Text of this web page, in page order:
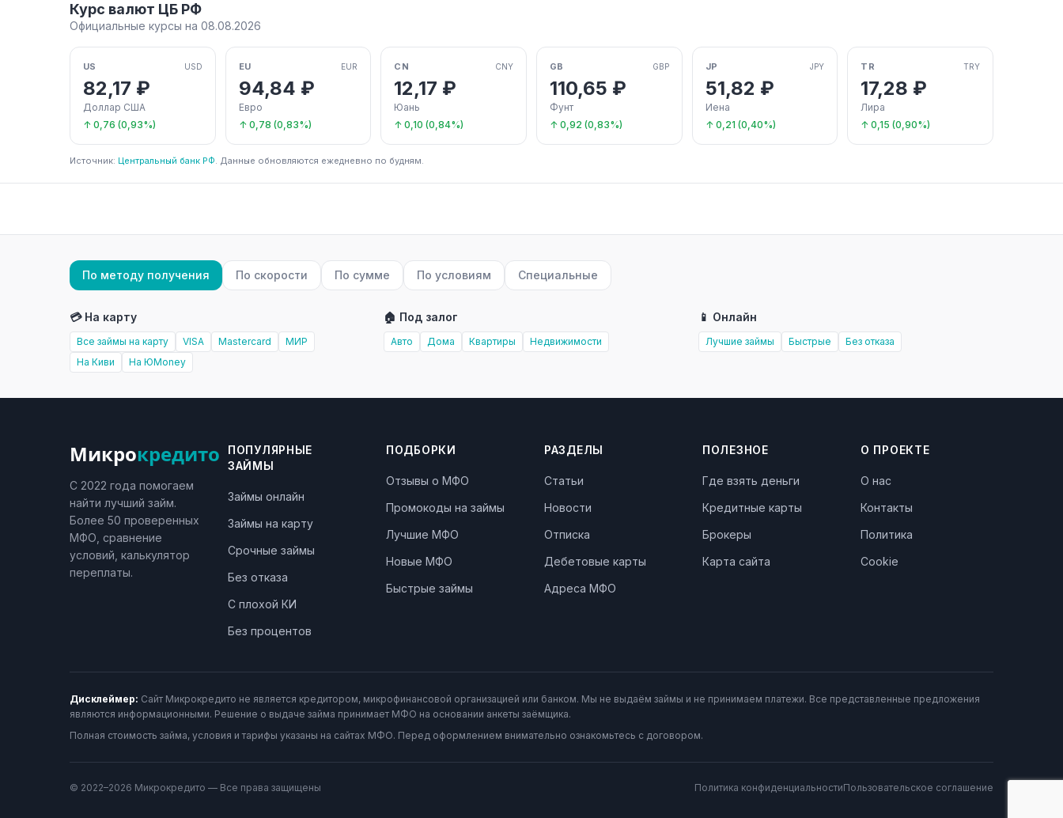
Курс валют ЦБ РФ
Официальные курсы на 08.08.2026
US USD
82,17 ₽
Доллар США
↑ 0,76 (0,93%)
EU EUR
94,84 ₽
Евро
↑ 0,78 (0,83%)
CN CNY
12,17 ₽
Юань
↑ 0,10 (0,84%)
GB GBP
110,65 ₽
Фунт
↑ 0,92 (0,83%)
JP JPY
51,82 ₽
Иена
↑ 0,21 (0,40%)
TR TRY
17,28 ₽
Лира
↑ 0,15 (0,90%)
Источник: Центральный банк РФ. Данные обновляются ежедневно по будням.
По методу получения По скорости По сумме По условиям Специальные
💳 На карту
Все займы на карту VISA Mastercard
МИР
На Киви
На ЮMoney
🏠 Под залог
Авто Дома Квартиры Недвижимости
📱 Онлайн
Лучшие займы Быстрые Без отказа
Микрокредито
С 2022 года помогаем
найти лучший займ.
Более 50 проверенных
МФО, сравнение
условий, калькулятор
переплаты.
ПОПУЛЯРНЫЕ
ЗАЙМЫ
Займы онлайн
Займы на карту
Срочные займы
Без отказа
С плохой КИ
Без процентов
ПОДБОРКИ
Отзывы о МФО
Промокоды на займы
Лучшие МФО
Новые МФО
Быстрые займы
РАЗДЕЛЫ
Статьи
Новости
Отписка
Дебетовые карты
Адреса МФО
ПОЛЕЗНОЕ
Где взять деньги
Кредитные карты
Брокеры
Карта сайта
О ПРОЕКТЕ
О нас
Контакты
Политика
Cookie
Дисклеймер: Сайт Микрокредито не является кредитором, микрофинансовой организацией или банком. Мы не выдаём займы и не принимаем платежи. Все представленные предложения
являются информационными. Решение о выдаче займа принимает МФО на основании анкеты заёмщика.
Полная стоимость займа, условия и тарифы указаны на сайтах МФО. Перед оформлением внимательно ознакомьтесь с договором.
© 2022–2026 Микрокредито — Все права защищены Политика конфиденциальностиПользовательское соглашение